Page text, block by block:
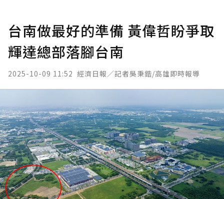
台南做最好的準備 黃偉哲盼爭取
輝達總部落腳台南
2025-10-09 11:52 經濟日報／記者吳秉鍇/高雄即時報導